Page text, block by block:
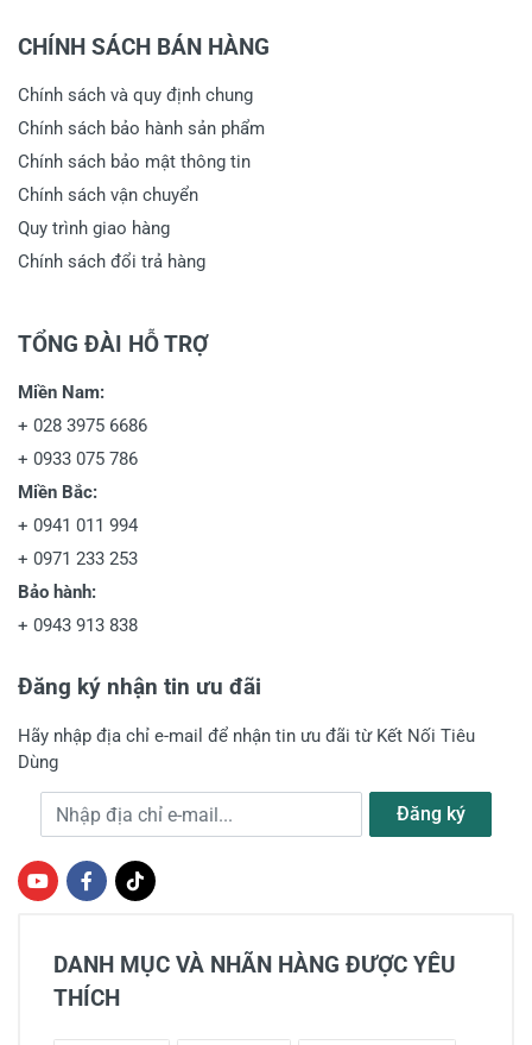
CHÍNH SÁCH BÁN HÀNG
Chính sách và quy định chung
Chính sách bảo hành sản phẩm
Chính sách bảo mật thông tin
Chính sách vận chuyển
Quy trình giao hàng
Chính sách đổi trả hàng
TỔNG ĐÀI HỖ TRỢ
Miền Nam:
+ 028 3975 6686
+ 0933 075 786
Miền Bắc:
+ 0941 011 994
+ 0971 233 253
Bảo hành:
+ 0943 913 838
Đăng ký nhận tin ưu đãi
Hãy nhập địa chỉ e-mail để nhận tin ưu đãi từ Kết Nối Tiêu
Dùng
Địa chỉ e-mail Đăng ký
DANH MỤC VÀ NHÃN HÀNG ĐƯỢC YÊU
THÍCH